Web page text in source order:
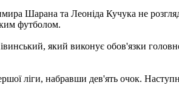
Шарана та Леоніда Кучука не
футболом.
який виконує обов'язки
ліги, набравши дев'ять очок.